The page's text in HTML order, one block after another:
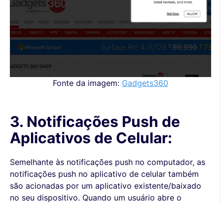
Fonte da imagem: Gadgets360
3. Notificações Push de
Aplicativos de Celular:
Semelhante às notificações push no computador, as
notificações push no aplicativo de celular também
são acionadas por um aplicativo existente/baixado
no seu dispositivo. Quando um usuário abre o